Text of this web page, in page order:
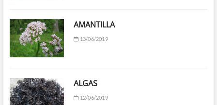
AMANTILLA
13/06/2019
ALGAS
12/06/2019